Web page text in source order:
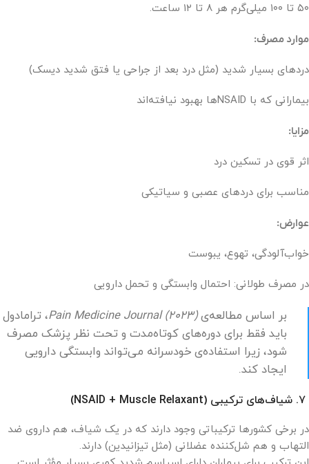
۵۰ تا ۱۰۰ میلی‌گرم هر ۸ تا ۱۲ ساعت.
موارد مصرف:
دردهای بسیار شدید (مثل درد بعد از جراحی یا فتق شدید دیسک)
بیمارانی که با NSAIDها بهبود نیافته‌اند
مزایا:
اثر قوی در تسکین درد
مناسب برای دردهای عصبی و سیاتیکی
عوارض:
خواب‌آلودگی، تهوع، یبوست
در مصرف طولانی: احتمال وابستگی و تحمل دارویی
بر اساس مطالعه‌یPain Medicine Journal (2023)، ترامادول
باید فقط برای دوره‌های کوتاه‌مدت و تحت نظر پزشک مصرف
شود، زیرا استفاده‌ی خودسرانه می‌تواند وابستگی دارویی
ایجاد کند.
در برخی کشورها ترکیباتی وجود دارند که در یک شیاف، هم داروی ضد
التهاب و هم شل‌کننده عضلانی (مثل تیزانیدین) دارند.